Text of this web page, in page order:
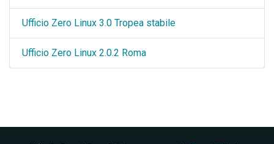
Ufficio Zero Linux 3.0 Tropea stabile
Ufficio Zero Linux 2.0.2 Roma